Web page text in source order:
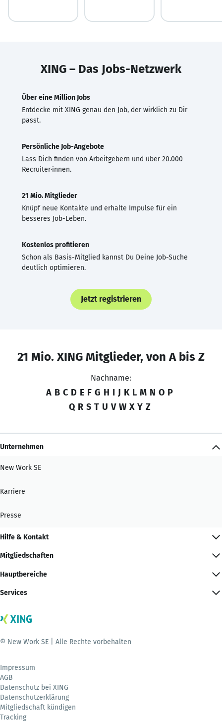
XING – Das Jobs-Netzwerk
Über eine Million Jobs
Entdecke mit XING genau den Job, der wirklich zu Dir
passt.
Persönliche Job-Angebote
Lass Dich finden von Arbeitgebern und über 20.000
Recruiter·innen.
21 Mio. Mitglieder
Knüpf neue Kontakte und erhalte Impulse für ein
besseres Job-Leben.
Kostenlos profitieren
Schon als Basis-Mitglied kannst Du Deine Job-Suche
deutlich optimieren.
Jetzt registrieren
21 Mio. XING Mitglieder, von A bis Z
Nachname:
A B C D E F G H I J K L M N O P
Q R S T U V W X Y Z
Unternehmen
New Work SE
Karriere
Presse
Hilfe & Kontakt
Mitgliedschaften
Hauptbereiche
Services
© New Work SE | Alle Rechte vorbehalten
Impressum
AGB
Datenschutz bei XING
Datenschutzerklärung
Mitgliedschaft kündigen
Tracking